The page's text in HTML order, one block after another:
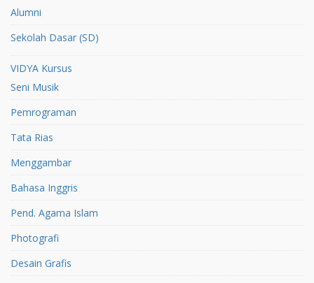
Alumni
Sekolah Dasar (SD)
VIDYA Kursus
Seni Musik
Pemrograman
Tata Rias
Menggambar
Bahasa Inggris
Pend. Agama Islam
Photografi
Desain Grafis